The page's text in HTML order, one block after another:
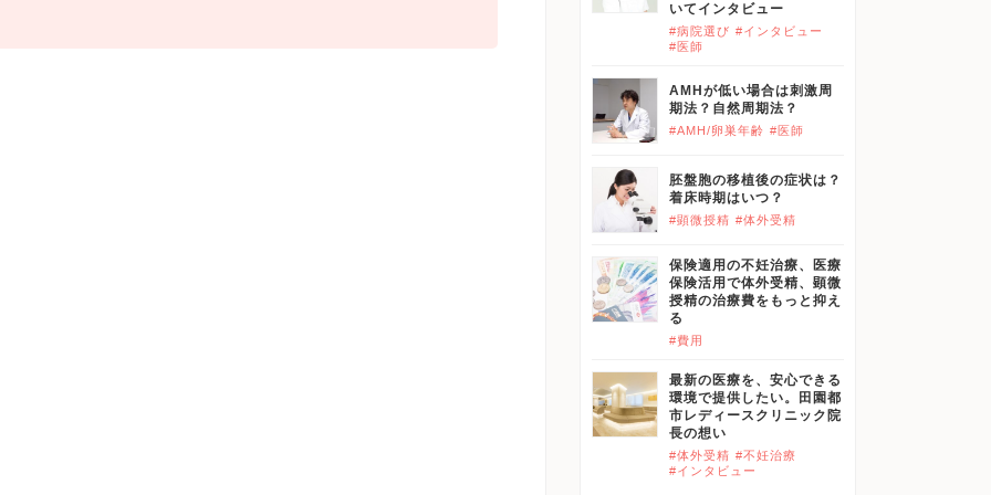
いてインタビュー
#病院選び #インタビュー
#医師
AMHが低い場合は刺激周
期法？自然周期法？
#AMH/卵巣年齢 #医師
胚盤胞の移植後の症状は？
着床時期はいつ？
#顕微授精 #体外受精
保険適用の不妊治療、医療
保険活用で体外受精、顕微
授精の治療費をもっと抑え
る
#費用
最新の医療を、安心できる
環境で提供したい。田園都
市レディースクリニック院
長の想い
#体外受精 #不妊治療
#インタビュー